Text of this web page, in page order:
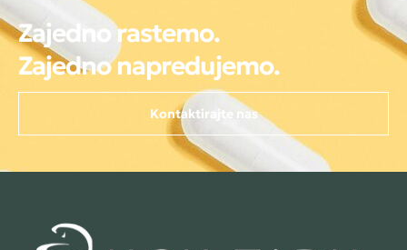
Zajedno rastemo.
Zajedno napredujemo.
Kontaktirajte nas